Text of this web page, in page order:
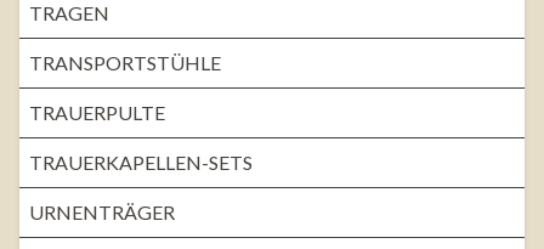
TRAGEN
TRANSPORTSTÜHLE
TRAUERPULTE
TRAUERKAPELLEN-SETS
URNENTRÄGER